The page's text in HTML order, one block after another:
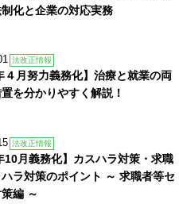
化と企業の対応実務
法改正情報
４月努力義務化】治療と就業の両
を分かりやすく解説！
法改正情報
10月義務化】カスハラ対策・求職
ラ対策のポイント ～ 求職者等セ
編 ～